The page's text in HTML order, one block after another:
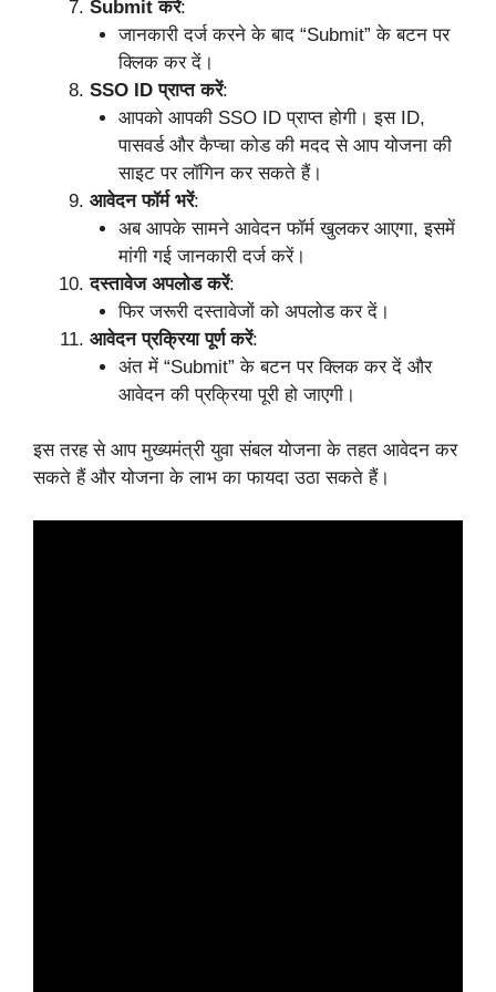
Submit करें:
जानकारी दर्ज करने के बाद “Submit” के बटन पर
क्लिक कर दें।
SSO ID प्राप्त करें:
आपको आपकी SSO ID प्राप्त होगी। इस ID,
पासवर्ड और कैप्चा कोड की मदद से आप योजना की
साइट पर लॉगिन कर सकते हैं।
आवेदन फॉर्म भरें:
अब आपके सामने आवेदन फॉर्म खुलकर आएगा, इसमें
मांगी गई जानकारी दर्ज करें।
दस्तावेज अपलोड करें:
फिर जरूरी दस्तावेजों को अपलोड कर दें।
आवेदन प्रक्रिया पूर्ण करें:
अंत में “Submit” के बटन पर क्लिक कर दें और
आवेदन की प्रक्रिया पूरी हो जाएगी।
इस तरह से आप मुख्यमंत्री युवा संबल योजना के तहत आवेदन कर
सकते हैं और योजना के लाभ का फायदा उठा सकते हैं।